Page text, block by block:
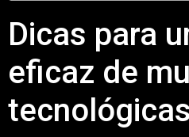
Dicas para
eficaz de
tecnológicas